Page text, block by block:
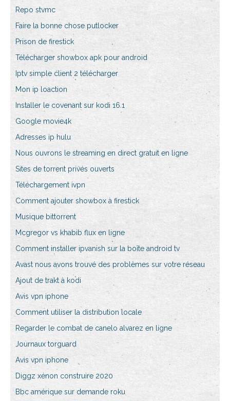
Repo stvmc
Faire la bonne chose putlocker
Prison de firestick
Télécharger showbox apk pour android
Iptv simple client 2 télécharger
Mon ip loaction
Installer le covenant sur kodi 16.1
Google movie4k
Adresses ip hulu
Nous ouvrons le streaming en direct gratuit en ligne
Sites de torrent privés ouverts
Téléchargement ivpn
Comment ajouter showbox à firestick
Musique bittorrent
Mcgregor vs khabib flux en ligne
Comment installer ipvanish sur la boîte android tv
Avast nous avons trouvé des problèmes sur votre réseau
Ajout de trakt à kodi
Avis vpn iphone
Comment utiliser la distribution locale
Regarder le combat de canelo alvarez en ligne
Journaux torguard
Avis vpn iphone
Diggz xénon construire 2020
Bbc amérique sur demande roku